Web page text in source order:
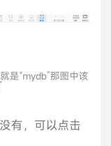
是“mydb”那图中该
有，可以点击